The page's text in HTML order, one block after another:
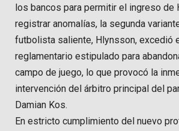
los bancos para permitir el ingreso de
registrar anomalías, la segunda
futbolista saliente, Hlynsson, excedió
reglamentario estipulado para
campo de juego, lo que provocó la
intervención del árbitro principal del
Damian Kos.
En estricto cumplimiento del nuevo